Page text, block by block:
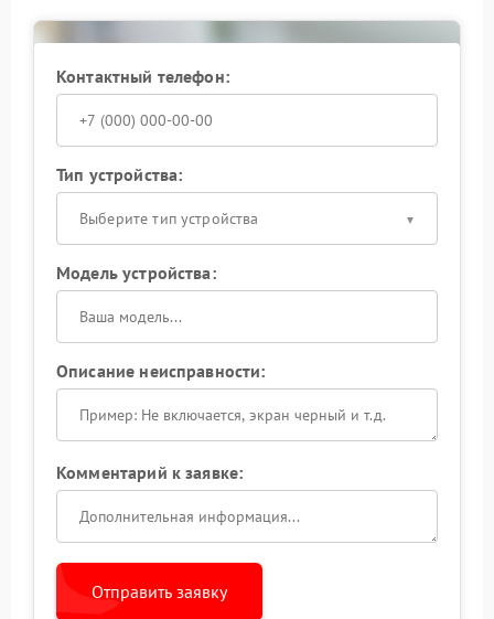
проходит серию тестов, чтобы работа ИБП
оставалась стабильной при ежедневной
Контактный телефон:
Тип устройства:
Выберите тип устройства
Модель устройства:
Описание неисправности:
Комментарий к заявке:
Отправить заявку